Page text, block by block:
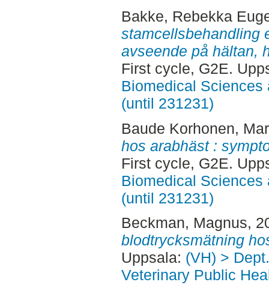
Bakke, Rebekka
stamcellsbehandling
avseende på hältan,
First cycle, G2E.
Biomedical Sciences
(until 231231)
Baude Korhonen,
hos arabhäst :
First cycle, G2E.
Biomedical Sciences
(until 231231)
Beckman, Magnus,
blodtrycksmätning
Uppsala: (VH) >
Veterinary Public